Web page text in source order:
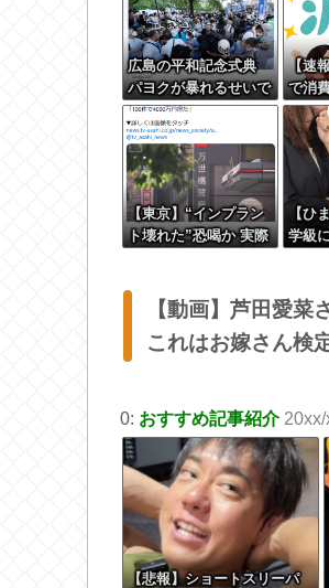
広島の平和記念式典
パヨクが暴れるせいで
警備費９倍に
【速
で消
に閣
費減税
【東京】“インプラン
ト壊れた”恐喝か 実際
得た」
【ひ
学級
【動画】芦田愛
これはお嫁さん検
0: おすすめ記事紹介20xx/
【悲報】ショートスリーパ